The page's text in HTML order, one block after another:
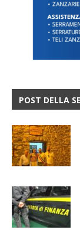
POST DELLA